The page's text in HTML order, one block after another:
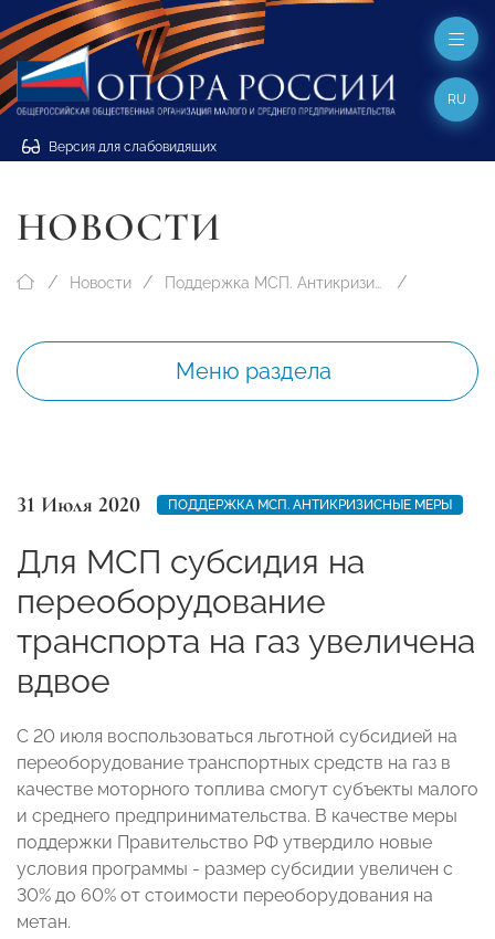
Версия для слабовидящих
RU
НОВОСТИ
Новости Поддержка МСП. Антикризисные меры
Меню раздела
31 Июля 2020 ПОДДЕРЖКА МСП. АНТИКРИЗИСНЫЕ МЕРЫ
Для МСП субсидия на
переоборудование
транспорта на газ увеличена
вдвое
С 20 июля воспользоваться льготной субсидией на
переоборудование транспортных средств на газ в
качестве моторного топлива смогут субъекты малого
и среднего предпринимательства. В качестве меры
поддержки Правительство РФ утвердило новые
условия программы - размер субсидии увеличен с
30% до 60% от стоимости переоборудования на
метан.